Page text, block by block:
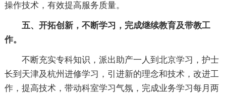
操作技术，有效提高服务质量。
五、开拓创新，不断学习，完成继续教育及带教工
作。
不断充实专科知识，派出助产一人到北京学习，护士
长到天津及杭州进修学习，引进新的理念和技术，改进工
作，提高技术，带动科室学习气氛，完成业务学习每月两